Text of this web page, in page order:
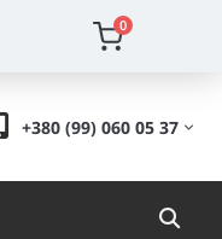
0
+380 (99) 060 05 37